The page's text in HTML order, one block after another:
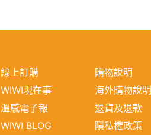
線上訂購
WIWI現在事
溫感電子報
WIWI BLOG
購物說明
海外購物說明
退貨及退款
隱私權政策